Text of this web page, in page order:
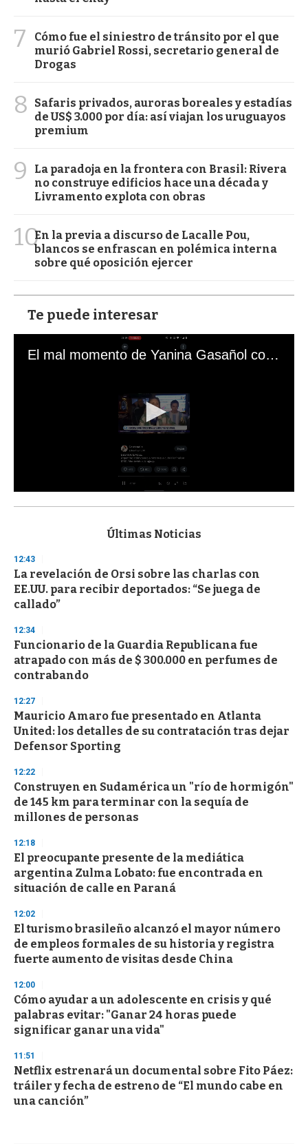
7
Cómo fue el siniestro de tránsito por el que
murió Gabriel Rossi, secretario general de
Drogas
8
Safaris privados, auroras boreales y estadías
de US$ 3.000 por día: así viajan los uruguayos
premium
9
La paradoja en la frontera con Brasil: Rivera
no construye edificios hace una década y
Livramento explota con obras
10En la previa a discurso de Lacalle Pou,
blancos se enfrascan en polémica interna
sobre qué oposición ejercer
Te puede interesar
El mal momento de Yanina Gasañol con un hincha argentino en "Subrayado"
s
d
s
o
f
3
s
e
c
o
n
Últimas Noticias
12:43
La revelación de Orsi sobre las charlas con
EE.UU. para recibir deportados: “Se juega de
callado”
12:34
Funcionario de la Guardia Republicana fue
atrapado con más de $ 300.000 en perfumes de
contrabando
12:27
Mauricio Amaro fue presentado en Atlanta
United: los detalles de su contratación tras dejar
Defensor Sporting
12:22
Construyen en Sudamérica un "río de hormigón"
de 145 km para terminar con la sequía de
millones de personas
12:18
El preocupante presente de la mediática
argentina Zulma Lobato: fue encontrada en
situación de calle en Paraná
12:02
El turismo brasileño alcanzó el mayor número
de empleos formales de su historia y registra
fuerte aumento de visitas desde China
12:00
Cómo ayudar a un adolescente en crisis y qué
palabras evitar: "Ganar 24 horas puede
significar ganar una vida"
11:51
Netflix estrenará un documental sobre Fito Páez:
tráiler y fecha de estreno de “El mundo cabe en
una canción”